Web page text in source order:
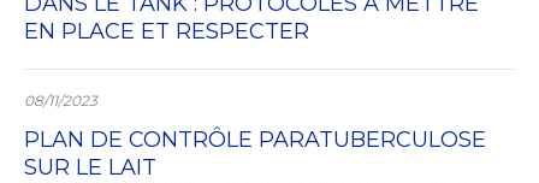
EN PLACE ET RESPECTER
08/11/2023
PLAN DE CONTRÔLE PARATUBERCULOSE
SUR LE LAIT